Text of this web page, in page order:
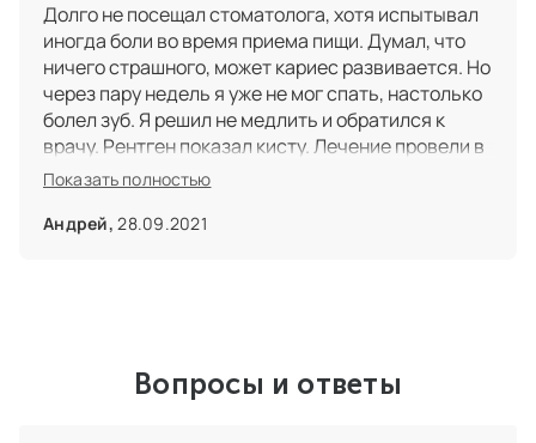
Долго не посещал стоматолога, хотя испытывал
иногда боли во время приема пищи. Думал, что
ничего страшного, может кариес развивается. Но
через пару недель я уже не мог спать, настолько
болел зуб. Я решил не медлить и обратился к
врачу. Рентген показал кисту. Лечение провели в
этот же день. Спасибо за быстрое, качественное
буду тщательнее следить за состоянием ротовой
Показать полностью
Андрей, 28.09.2021
Вопросы и ответы